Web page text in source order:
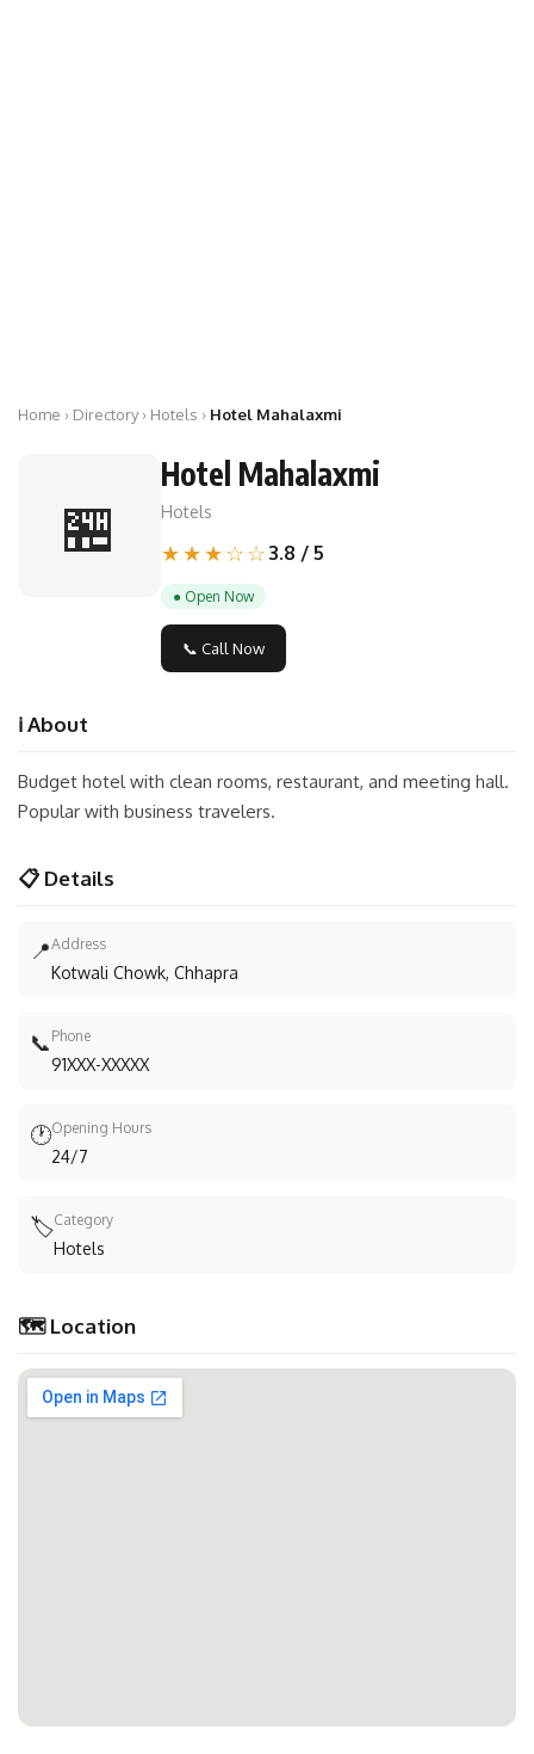
Home › Directory› Hotels › Hotel Mahalaxmi
🏪
Hotel Mahalaxmi
Hotels
★★★☆☆ 3.8 / 5
● Open Now
📞 Call Now
ℹ️ About
Budget hotel with clean rooms, restaurant, and meeting hall.
Popular with business travelers.
📋 Details
📍Address
Kotwali Chowk, Chhapra
📞 Phone
91XXX-XXXXX
🕐Opening Hours
24/7
🏷️Category
Hotels
🗺️ Location